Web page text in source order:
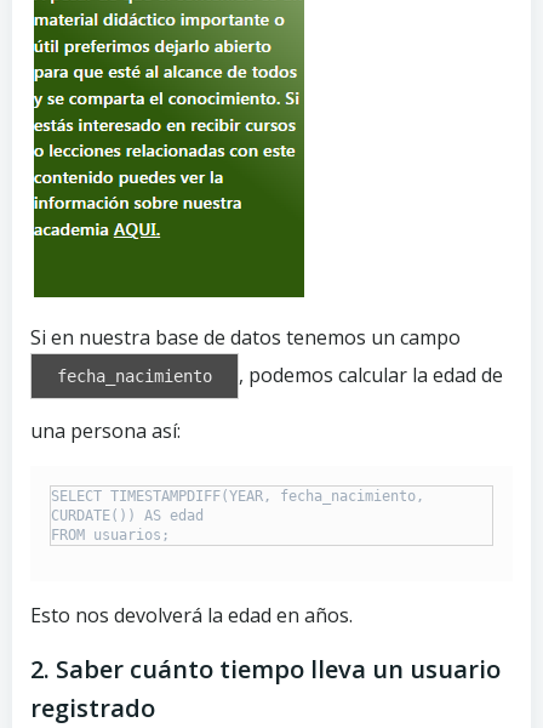
Si en nuestra base de datos tenemos un campo
fecha_nacimiento , podemos calcular la edad de
una persona así:
SELECT TIMESTAMPDIFF(YEAR, fecha_nacimiento,
CURDATE()) AS edad
Esto nos devolverá la edad en años.
2. Saber cuánto tiempo lleva un usuario
registrado